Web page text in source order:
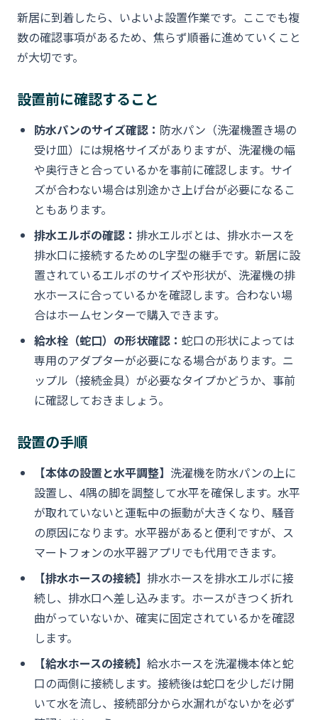
新居に到着したら、いよいよ設置作業です。ここでも複
数の確認事項があるため、焦らず順番に進めていくこと
が大切です。
設置前に確認すること
防水パンのサイズ確認： 防水パン（洗濯機置き場の
受け皿）には規格サイズがありますが、洗濯機の幅
や奥行きと合っているかを事前に確認します。サイ
ズが合わない場合は別途かさ上げ台が必要になるこ
ともあります。
排水エルボの確認： 排水エルボとは、排水ホースを
排水口に接続するためのL字型の継手です。新居に設
置されているエルボのサイズや形状が、洗濯機の排
水ホースに合っているかを確認します。合わない場
合はホームセンターで購入できます。
給水栓（蛇口）の形状確認： 蛇口の形状によっては
専用のアダプターが必要になる場合があります。ニ
ップル（接続金具）が必要なタイプかどうか、事前
に確認しておきましょう。
設置の手順
【本体の設置と水平調整】 洗濯機を防水パンの上に
設置し、4隅の脚を調整して水平を確保します。水平
が取れていないと運転中の振動が大きくなり、騒音
の原因になります。水平器があると便利ですが、ス
マートフォンの水平器アプリでも代用できます。
【排水ホースの接続】 排水ホースを排水エルボに接
続し、排水口へ差し込みます。ホースがきつく折れ
曲がっていないか、確実に固定されているかを確認
します。
【給水ホースの接続】 給水ホースを洗濯機本体と蛇
口の両側に接続します。接続後は蛇口を少しだけ開
いて水を流し、接続部分から水漏れがないかを必ず